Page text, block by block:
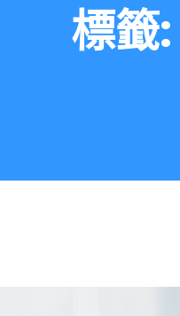
標籤: